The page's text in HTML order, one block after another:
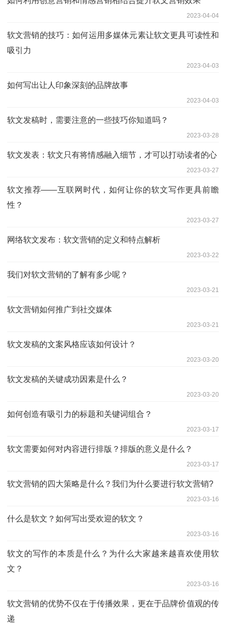
2023-04-04
软文营销的技巧：如何运用多媒体元素让软文更具可读性和
吸引力
2023-04-03
如何写出让人印象深刻的品牌故事
2023-04-03
软文发稿时，需要注意的一些技巧你知道吗？
2023-03-28
软文发表：软文只有将情感融入细节，才可以打动读者的心
2023-03-27
软文推荐——互联网时代，如何让你的软文写作更具前瞻
性？
2023-03-27
网络软文发布：软文营销的定义和特点解析
2023-03-22
我们对软文营销的了解有多少呢？
2023-03-21
软文营销如何推广到社交媒体
2023-03-21
软文发稿的文案风格应该如何设计？
2023-03-20
软文发稿的关键成功因素是什么？
2023-03-20
如何创造有吸引力的标题和关键词组合？
2023-03-17
软文需要如何对内容进行排版？排版的意义是什么？
2023-03-17
软文营销的四大策略是什么？我们为什么要进行软文营销?
2023-03-16
什么是软文？如何写出受欢迎的软文？
2023-03-16
软文的写作的本质是什么？为什么大家越来越喜欢使用软
文？
2023-03-16
软文营销的优势不仅在于传播效果，更在于品牌价值观的传
递